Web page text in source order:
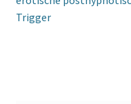
Trigger